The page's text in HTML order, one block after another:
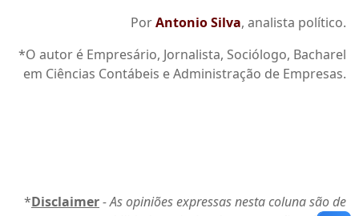
PorAntonio Silva, analista político.
*O autor é Empresário, Jornalista, Sociólogo, Bacharel
em Ciências Contábeis e Administração de Empresas.
*Disclaimer- As opiniões expressas nesta coluna são de